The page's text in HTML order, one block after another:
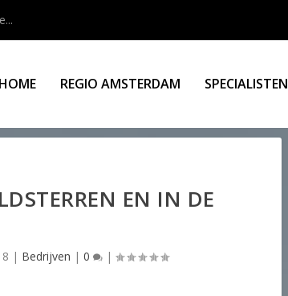
HOME REGIO AMSTERDAM SPECIALISTEN
EN IN DE
| Bedrijven |0 |